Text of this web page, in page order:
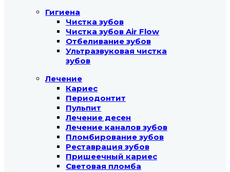
Гигиена
Чистка зубов
Чистка зубов Air Flow
Отбеливание зубов
Ультразвуковая чистка
зубов
Лечение
Кариес
Периодонтит
Пульпит
Лечение десен
Лечение каналов зубов
Пломбирование зубов
Реставрация зубов
Пришеечный кариес
Световая пломба